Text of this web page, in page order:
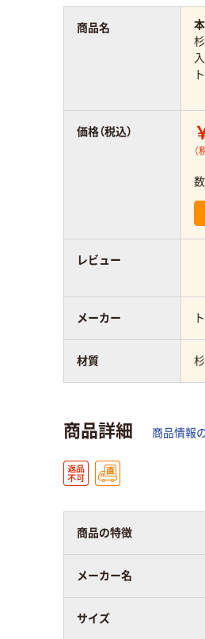
（
杉
商品名
価格（税込）
レビュー
メーカー
材質
商品詳細 商品情報
商品の特徴
メーカー名
サイズ